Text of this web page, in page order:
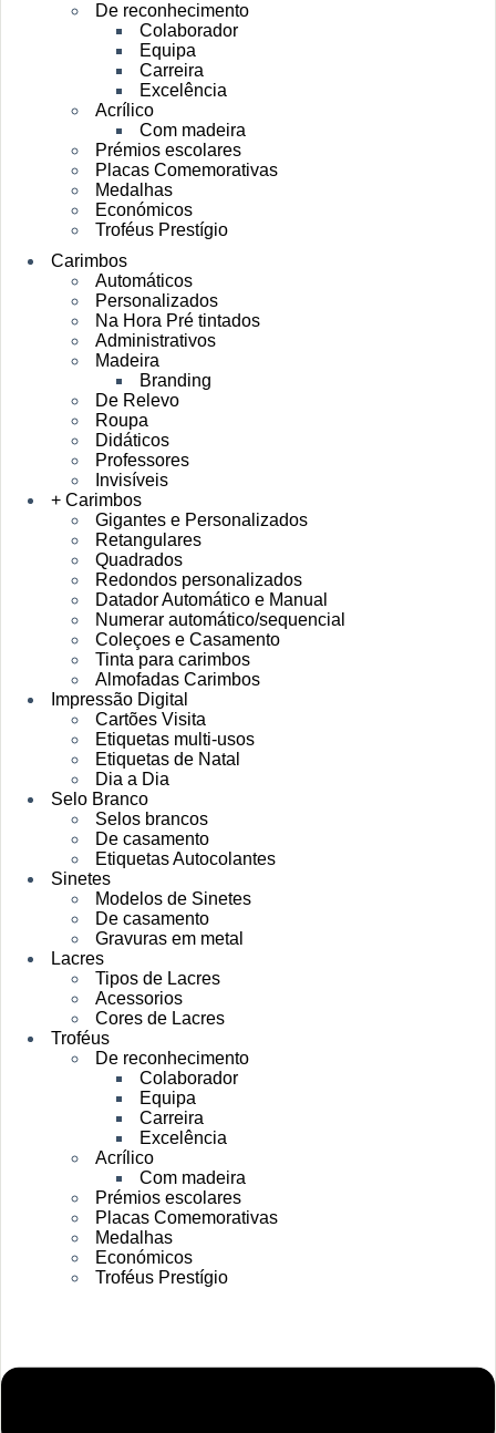
De reconhecimento
Colaborador
Equipa
Carreira
Excelência
Acrílico
Com madeira
Prémios escolares
Placas Comemorativas
Medalhas
Económicos
Troféus Prestígio
Carimbos
Automáticos
Personalizados
Na Hora Pré tintados
Administrativos
Madeira
Branding
De Relevo
Roupa
Didáticos
Professores
Invisíveis
+ Carimbos
Gigantes e Personalizados
Retangulares
Quadrados
Redondos personalizados
Datador Automático e Manual
Numerar automático/sequencial
Coleçoes e Casamento
Tinta para carimbos
Almofadas Carimbos
Impressão Digital
Cartões Visita
Etiquetas multi-usos
Etiquetas de Natal
Dia a Dia
Selo Branco
Selos brancos
De casamento
Etiquetas Autocolantes
Sinetes
Modelos de Sinetes
De casamento
Gravuras em metal
Lacres
Tipos de Lacres
Acessorios
Cores de Lacres
Troféus
De reconhecimento
Colaborador
Equipa
Carreira
Excelência
Acrílico
Com madeira
Prémios escolares
Placas Comemorativas
Medalhas
Económicos
Troféus Prestígio